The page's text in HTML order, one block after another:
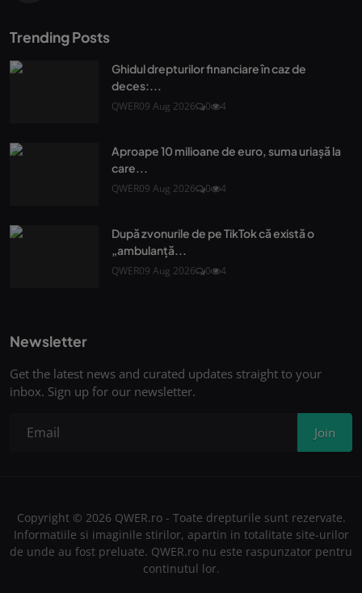
Trending Posts
Ghidul drepturilor financiare în caz de
deces:...
QWER09 Aug 2026 0 4
Aproape 10 milioane de euro, suma uriașă la
care...
QWER09 Aug 2026 0 4
După zvonurile de pe TikTok că există o
„ambulanță...
QWER09 Aug 2026 0 4
Newsletter
Get the latest news and curated updates straight to your
inbox. Sign up for our newsletter.
Join
Copyright © 2026 QWER.ro - Toate drepturile sunt rezervate.
Informatiile si imaginile stirilor, apartin in totalitate site-urilor
de unde au fost preluate. QWER.ro nu este raspunzator pentru
continutul lor.